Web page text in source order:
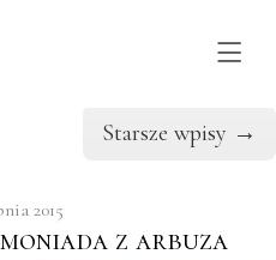
Starsze wpisy →
2015
z arbuza